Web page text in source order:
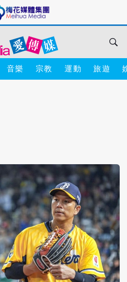
音樂 宗教 運動 旅遊